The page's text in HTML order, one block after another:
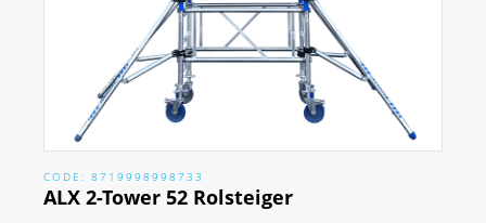
CODE: 8719998998733
ALX 2-Tower 52 Rolsteiger